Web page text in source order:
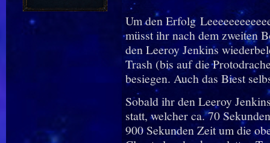
Um den Erfolg
müsst ihr nach dem zweiten
den Leeroy Jenkins
Trash (bis auf die
besiegen. Auch das Biest
Sobald ihr den Leeroy
statt, welcher ca. 70
900 Sekunden Zeit um die